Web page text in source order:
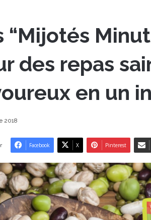
“Mijotés
des repas
en un
2018
Facebook X Pinterest